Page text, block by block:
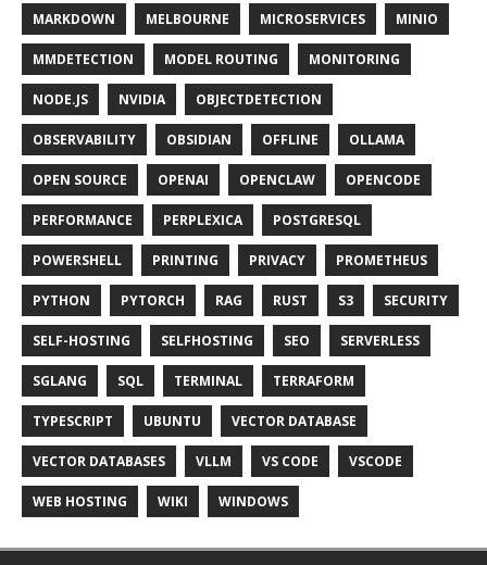
MARKDOWN MELBOURNE MICROSERVICES MINIO
MMDETECTION MODEL ROUTING MONITORING
NODE.JS NVIDIA OBJECTDETECTION
OBSERVABILITY OBSIDIAN OFFLINE OLLAMA
OPEN SOURCE OPENAI OPENCLAW OPENCODE
PERFORMANCE PERPLEXICA POSTGRESQL
POWERSHELL PRINTING PRIVACY PROMETHEUS
PYTHON PYTORCH RAG RUST S3 SECURITY
SELF-HOSTING SELFHOSTING SEO SERVERLESS
SGLANG SQL TERMINAL TERRAFORM
TYPESCRIPT UBUNTU VECTOR DATABASE
VECTOR DATABASES VLLM VS CODE VSCODE
WEB HOSTING WIKI WINDOWS